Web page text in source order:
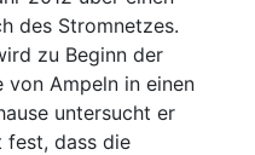
des Stromnetzes.
zu Beginn der
von Ampeln in einen
untersucht er
fest, dass die